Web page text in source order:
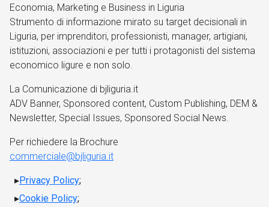
Economia, Marketing e Business in Liguria
Strumento di informazione mirato su target decisionali in
Liguria, per imprenditori, professionisti, manager, artigiani,
istituzioni, associazioni e per tutti i protagonisti del sistema
economico ligure e non solo.
La Comunicazione di bjliguria.it
ADV Banner, Sponsored content, Custom Publishing, DEM &
Newsletter, Special Issues, Sponsored Social News.
Per richiedere la Brochure
commerciale@bjliguria.it
Privacy Policy;
Cookie Policy;